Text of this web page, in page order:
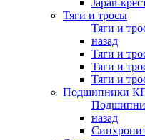
Japan-
Тяги и тросы
Тяги и
назад
Тяги и
Тяги и
Тяги и
Подшипники
назад